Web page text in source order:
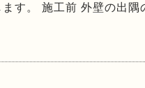
す。 施工前 外壁の出隅